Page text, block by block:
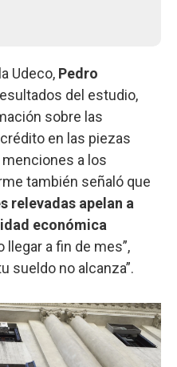
Udeco, Pedro
del estudio,
sobre las
en las piezas
a los
también señaló que
relevadas apelan a
económica
a fin de mes”,
sueldo no alcanza”.